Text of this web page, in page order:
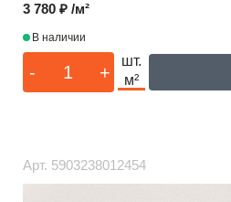
3 780 ₽ /м²
В наличии
- +
шт.
м²
Арт. 5903238012454